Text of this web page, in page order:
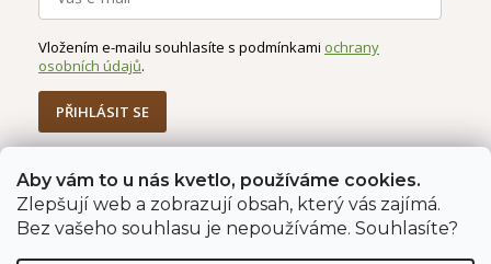
Aby vám to u nás kvetlo, používáme cookies.
Zlepšují web a zobrazují obsah, který vás zajímá.
Bez vašeho souhlasu je nepoužíváme. Souhlasíte?
Vložením e-mailu souhlasíte s podmínkami ochrany
osobních údajů.
PŘIHLÁSIT SE
Jahodárna Brozany Obchodní podmínky
Podmínky ochrany údajů